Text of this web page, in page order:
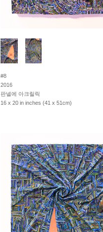
#8
2016
판넬에 아크릴릭
16 x 20 in inches (41 x 51cm)